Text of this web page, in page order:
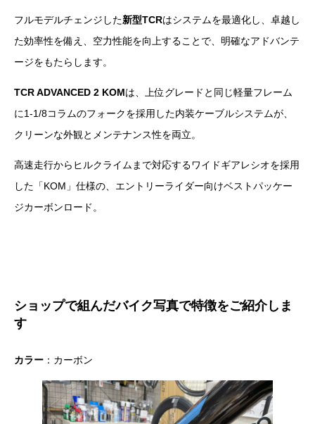
フルモデルチェンジした新型TCRはシステムを最適化し、卓越し
た効率性を備え、空力性能を向上することで、明確なアドバンテ
ージをもたらします。
TCR ADVANCED 2 KOMは、上位グレードと同じ軽量フレーム
に1-1/8コラムのフォークを採用した内装ケーブルシステムが、
クリーンな外観とメンテナンス性を両立。
高速走行からヒルクライムまで対応するワイドギアレシオを採用
した「KOM」仕様の、エントリーライダー向けベストパッケー
ジカーボンロード。
ショップで組んだバイク写真で特徴をご紹介しま
す
カラー ：カーボン